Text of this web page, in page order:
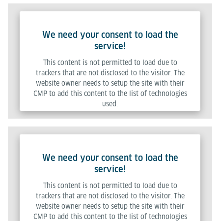
We need your consent to load the
service!
This content is not permitted to load due to
trackers that are not disclosed to the visitor. The
website owner needs to setup the site with their
CMP to add this content to the list of technologies
used.
Powered byUsercentrics Consent Management Platform
We need your consent to load the
service!
This content is not permitted to load due to
trackers that are not disclosed to the visitor. The
website owner needs to setup the site with their
CMP to add this content to the list of technologies